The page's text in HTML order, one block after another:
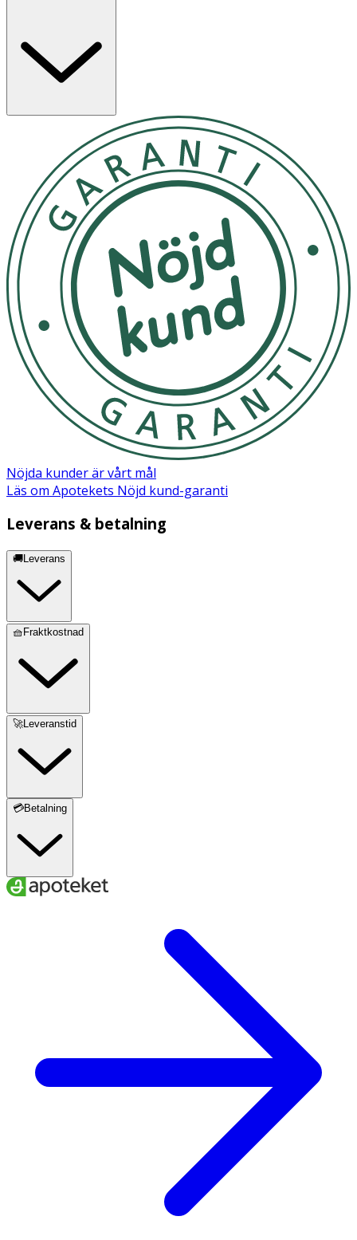
Nöjda kunder är vårt mål
Läs om Apotekets Nöjd kund-garanti
Leverans & betalning
🚚Leverans
🧺Fraktkostnad
🚀Leveranstid
💳Betalning